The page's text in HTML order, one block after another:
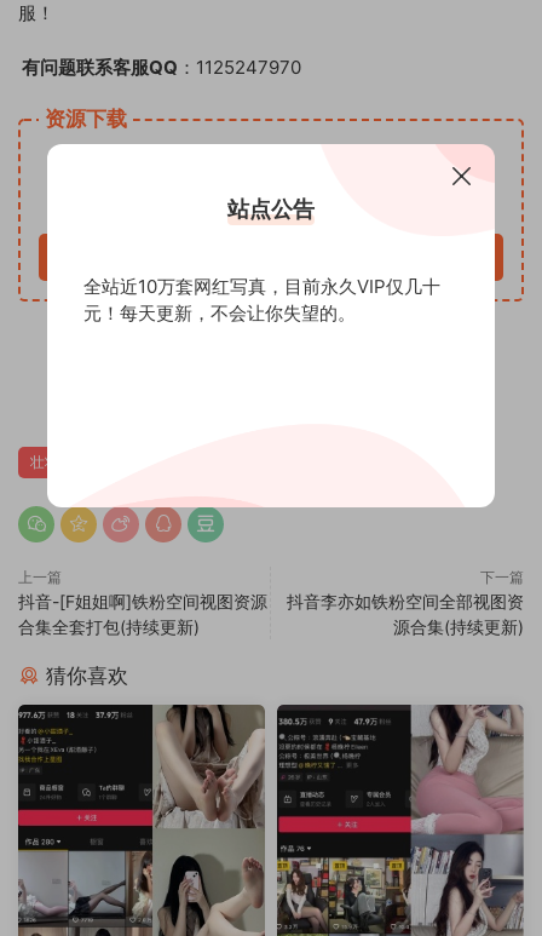
服！
有问题联系客服QQ ：1125247970
资源下载
仅限VIP下载
升级VIP
壮壮姐姐
上一篇
抖音-[F姐姐啊]铁粉空间视图资源
合集全套打包(持续更新)
下一篇
抖音李亦如铁粉空间全部视图资
源合集(持续更新)
猜你喜欢
站点公告
全站近10万套网红写真，目前永久VIP仅几十
元！每天更新，不会让你失望的。